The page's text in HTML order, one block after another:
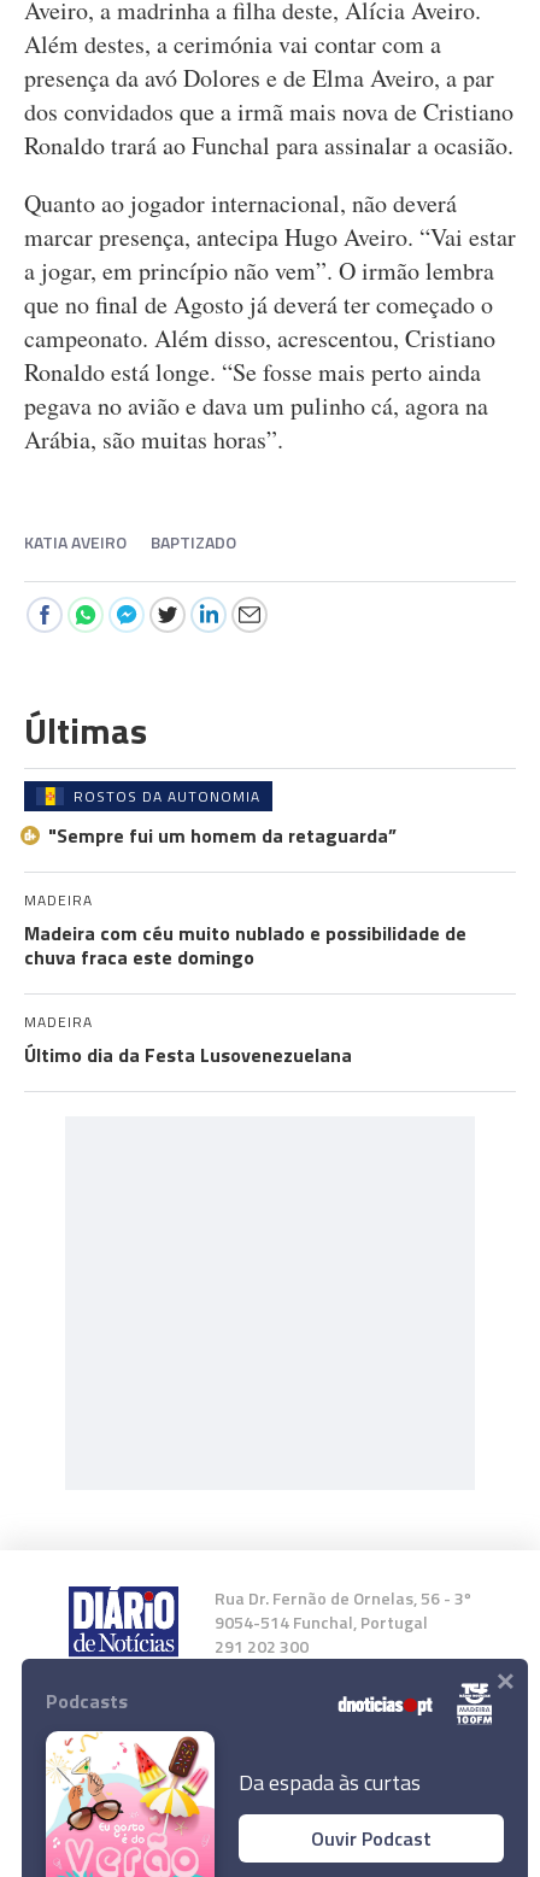
Aveiro, a madrinha a filha deste, Alícia Aveiro.
Além destes, a cerimónia vai contar com a
presença da avó Dolores e de Elma Aveiro, a par
dos convidados que a irmã mais nova de Cristiano
Ronaldo trará ao Funchal para assinalar a ocasião.
Quanto ao jogador internacional, não deverá
marcar presença, antecipa Hugo Aveiro. “Vai estar
a jogar, em princípio não vem”. O irmão lembra
que no final de Agosto já deverá ter começado o
campeonato. Além disso, acrescentou, Cristiano
Ronaldo está longe. “Se fosse mais perto ainda
pegava no avião e dava um pulinho cá, agora na
Arábia, são muitas horas”.
KATIA AVEIRO BAPTIZADO
Últimas
ROSTOS DA AUTONOMIA
"Sempre fui um homem da retaguarda”
MADEIRA
Madeira com céu muito nublado e possibilidade de
chuva fraca este domingo
MADEIRA
Último dia da Festa Lusovenezuelana
Rua Dr. Fernão de Ornelas, 56 - 3º
9054-514 Funchal, Portugal
291 202 300
Instale a nossa App
© 2023 Empresa Diário de Notícias, Lda.
Podcasts
Da espada às curtas
Ouvir Podcast
×